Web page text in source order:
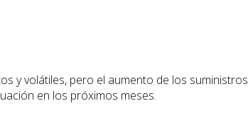
y volátiles, pero el aumento de los suministros
en los próximos meses.